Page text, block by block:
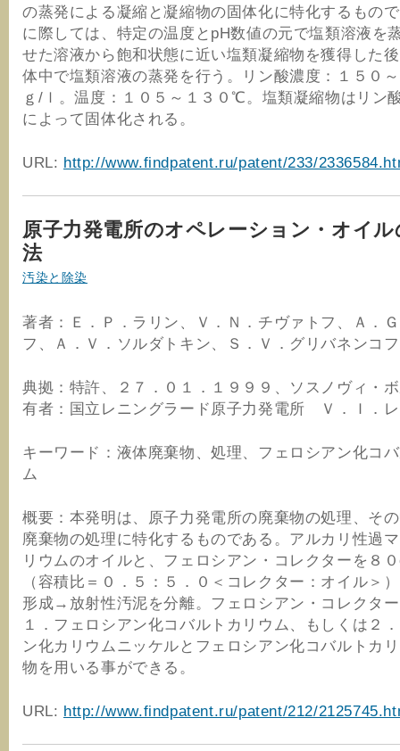
の蒸発による凝縮と凝縮物の固体化に特化するもの
に際しては、特定の温度とpH数値の元で塩類溶液を
せた溶液から飽和状態に近い塩類凝縮物を獲得した
体中で塩類溶液の蒸発を行う。リン酸濃度：１５０
ｇ/ｌ。温度：１０５～１３０℃。塩類凝縮物はリン
によって固体化される。
URL: http://www.findpatent.ru/patent/233/
原子力発電所のオペレーション・オイル
法
汚染と除染
著者：Ｅ．Ｐ．ラリン、Ｖ．Ｎ．チヴァトフ、Ａ．
フ、Ａ．Ｖ．ソルダトキン、Ｓ．Ｖ．グリバネンコフ
典拠：特許、２７．０１．１９９９、ソスノヴィ・
有者：国立レニングラード原子力発電所 Ｖ．Ｉ．
キーワード：液体廃棄物、処理、フェロシアン化コ
ム
概要：本発明は、原子力発電所の廃棄物の処理、そ
廃棄物の処理に特化するものである。アルカリ性過
リウムのオイルと、フェロシアン・コレクターを８
（容積比＝０．５：５．０＜コレクター：オイル＞
形成→放射性汚泥を分離。フェロシアン・コレクタ
１．フェロシアン化コバルトカリウム、もしくは２
ン化カリウムニッケルとフェロシアン化コバルトカ
物を用いる事ができる。
URL: http://www.findpatent.ru/patent/212/